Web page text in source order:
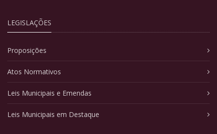
LEGISLAÇÕES
Proposições
Atos Normativos
Leis Municipais e Emendas
Leis Municipais em Destaque